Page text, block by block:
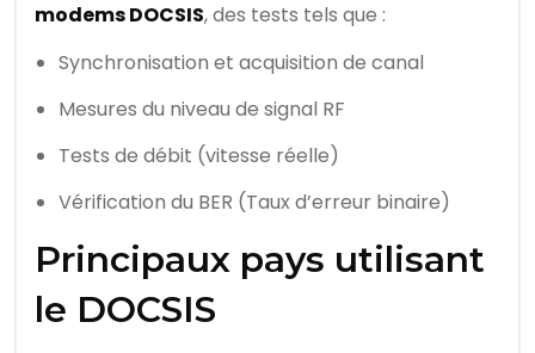
modems DOCSIS, des tests tels que :
Synchronisation et acquisition de canal
Mesures du niveau de signal RF
Tests de débit (vitesse réelle)
Vérification du BER (Taux d’erreur binaire)
Principaux pays utilisant
le DOCSIS